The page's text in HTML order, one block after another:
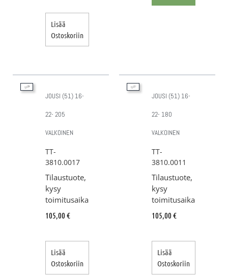
Lisää
Ostoskoriin
JOUSI (51) 16-
22- 205
VALKOINEN
TT-
3810.0017
Tilaustuote,
kysy
toimitusaika
105,00 €
Lisää
Ostoskoriin
JOUSI (51) 16-
22- 180
VALKOINEN
TT-
3810.0011
Tilaustuote,
kysy
toimitusaika
105,00 €
Lisää
Ostoskoriin